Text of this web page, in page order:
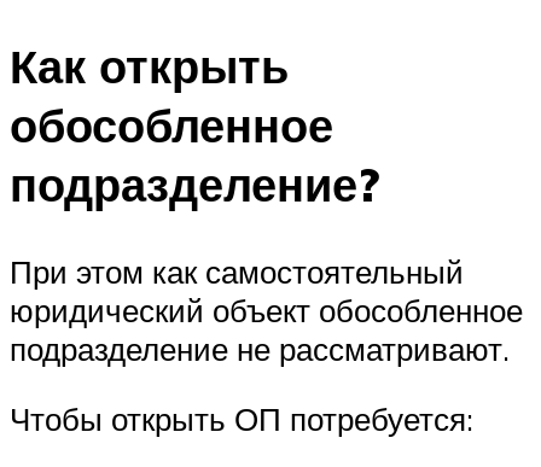
Как открыть
обособленное
подразделение?
При этом как самостоятельный
юридический объект обособленное
подразделение не рассматривают.
Чтобы открыть ОП потребуется: